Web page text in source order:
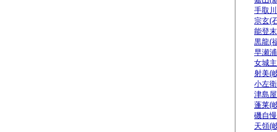
手取
宗玄(
能登
黒龍(
早瀬
女城
射美(
小左
津島
蓬莱(
磯自
天領(